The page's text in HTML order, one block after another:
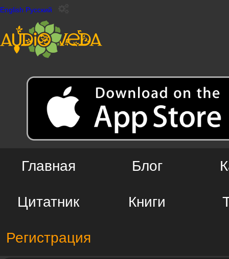
English Русский
Главная Блог
Цитатник Книги
Регистрация